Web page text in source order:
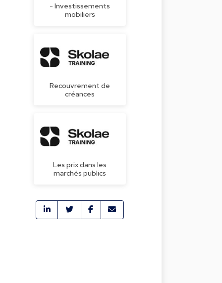
- Investissements
mobiliers
Recouvrement de
créances
Les prix dans les
marchés publics